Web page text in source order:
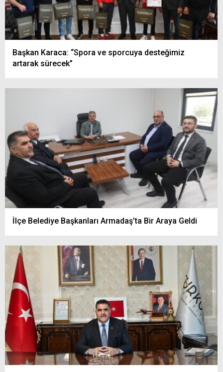
Başkan Karaca: “Spora ve sporcuya desteğimiz
artarak sürecek”
İlçe Belediye Başkanları Armadaş’ta Bir Araya Geldi